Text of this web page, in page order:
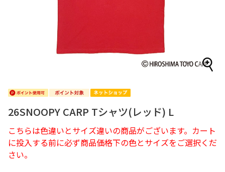
26SNOOPY CARP Tシャツ(レッド) L
こちらは色違いとサイズ違いの商品がございます。カート
に投入する前に必ず商品価格下の色とサイズをご選択くだ
さい。